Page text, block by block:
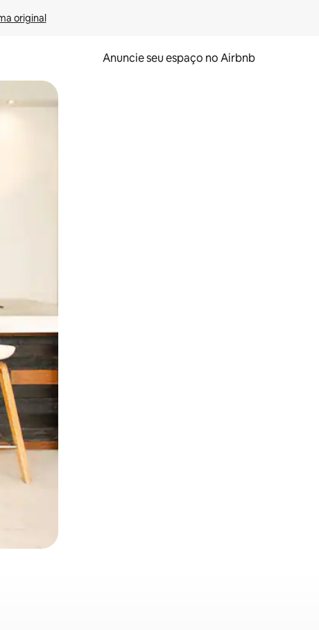
original
Anuncie seu espaço no Airbnb
deslizando o dedo na tela.